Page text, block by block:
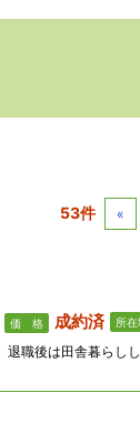
53件 «
価 格 成約済 所在